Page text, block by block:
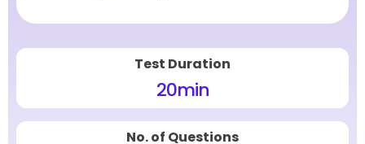
Test Duration
20min
No. of Questions